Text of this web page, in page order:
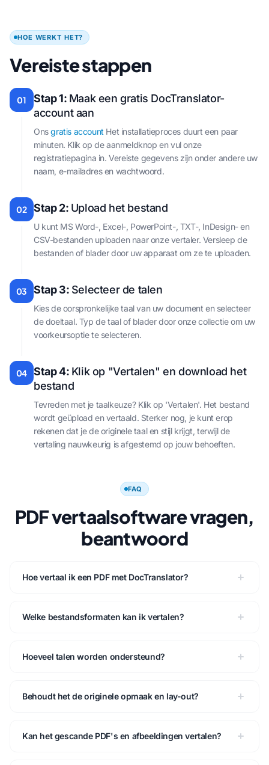
HOE WERKT HET?
Vereiste stappen
01 Stap 1: Maak een gratis DocTranslator-
account aan
Onsgratis account Het installatieproces duurt een paar
minuten. Klik op de aanmeldknop en vul onze
registratiepagina in. Vereiste gegevens zijn onder andere uw
naam, e-mailadres en wachtwoord.
02 Stap 2: Upload het bestand
U kunt MS Word-, Excel-, PowerPoint-, TXT-, InDesign- en
CSV-bestanden uploaden naar onze vertaler. Versleep de
bestanden of blader door uw apparaat om ze te uploaden.
03 Stap 3: Selecteer de talen
Kies de oorspronkelijke taal van uw document en selecteer
de doeltaal. Typ de taal of blader door onze collectie om uw
voorkeursoptie te selecteren.
04 Stap 4: Klik op "Vertalen" en download het
bestand
Tevreden met je taalkeuze? Klik op 'Vertalen'. Het bestand
wordt geüpload en vertaald. Sterker nog, je kunt erop
rekenen dat je de originele taal en stijl krijgt, terwijl de
vertaling nauwkeurig is afgestemd op jouw behoeften.
FAQ
PDF vertaalsoftware vragen,
beantwoord
Hoe vertaal ik een PDF met DocTranslator?
Welke bestandsformaten kan ik vertalen?
Hoeveel talen worden ondersteund?
Behoudt het de originele opmaak en lay-out?
Kan het gescande PDF's en afbeeldingen vertalen?